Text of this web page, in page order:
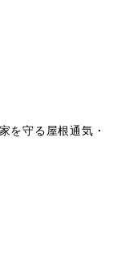
を守る屋根通気・